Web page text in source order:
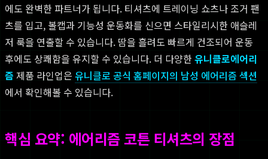
에도 완벽한 파트너가 됩니다. 티셔츠에 트레이닝 쇼츠나 조거 팬
츠를 입고, 볼캡과 기능성 운동화를 신으면 스타일리시한 애슬레
저 룩을 연출할 수 있습니다. 땀을 흘려도 빠르게 건조되어 운동
후에도 상쾌함을 유지할 수 있습니다. 더 다양한유니클로에어리
즘 제품 라인업은 유니클로 공식 홈페이지의 남성 에어리즘 섹션
에서 확인해볼 수 있습니다.
핵심 요약: 에어리즘 코튼 티셔츠의 장점